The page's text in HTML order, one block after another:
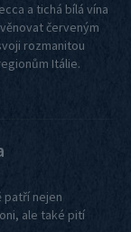
a tichá bílá vína
červeným
rozmanitou
Itálie.
patří nejen
ale také pití